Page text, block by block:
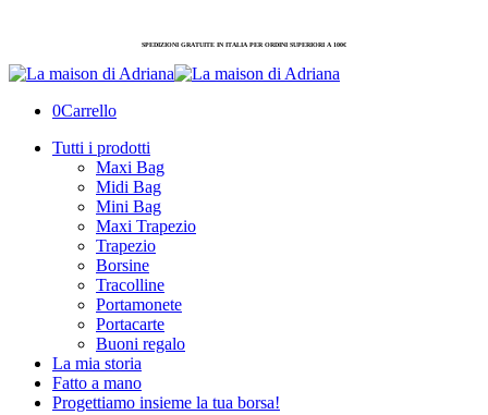
SPEDIZIONI GRATUITE IN ITALIA PER ORDINI SUPERIORI A 100€
0Carrello
Tutti i prodotti
Maxi Bag
Midi Bag
Mini Bag
Maxi Trapezio
Trapezio
Borsine
Tracolline
Portamonete
Portacarte
Buoni regalo
La mia storia
Fatto a mano
Progettiamo insieme la tua borsa!